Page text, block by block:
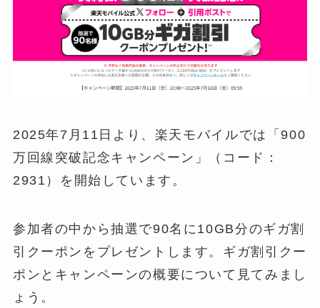
2025年7月11日より、楽天モバイルでは「900
万回線突破記念キャンペーン」（コード：
2931）を開始しています。
参加者の中から抽選で90名に10GB分のギガ割
引クーポンをプレゼントします。ギガ割引クー
ポンとキャンペーンの概要について見てみまし
ょう。